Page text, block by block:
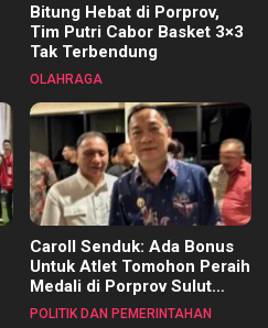
Bitung Hebat di Porprov,
Tim Putri Cabor Basket 3×3
Tak Terbendung
OLAHRAGA
Caroll Senduk: Ada Bonus
Untuk Atlet Tomohon Peraih
Medali di Porprov Sulut
2025
POLITIK DAN PEMERINTAHAN